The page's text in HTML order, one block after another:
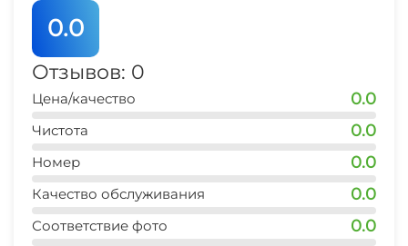
0.0
Отзывов: 0
Цена/качество 0.0
Чистота 0.0
Номер 0.0
Качество обслуживания 0.0
Соответствие фото 0.0